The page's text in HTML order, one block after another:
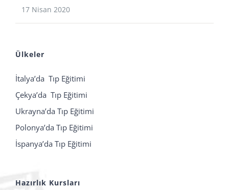
Yurtdışında Tıp Eğitimi
17 Nisan 2020
İtalya’da Tıp Eğitimi
Çekya’da Tıp Eğitimi
Ukrayna’da Tıp Eğitimi
Polonya’da Tıp Eğitimi